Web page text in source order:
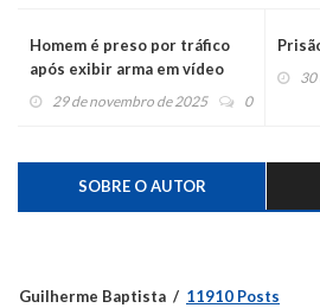
Homem é preso por tráfico
após exibir arma em vídeo
29 de novembro de 2025 0
30
SOBRE O AUTOR
Guilherme Baptista 11910 Posts